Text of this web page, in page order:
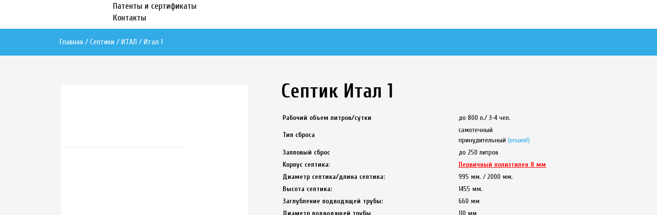
Патенты и сертификаты
Контакты
Главная / Септики / ИТАЛ / Итал 1
Септик Итал 1
Рабочий объем литров/сутки до 800 л./ 3-4 чел.
Тип сброса
самотечный
принудительный (опция!)
Залповый сброс
до 250 литров
Корпус септика:
Первичный полиэтилен 8 мм
Диаметр септика/длина септика:
995 мм. / 2000 мм.
Высота септика:
1455 мм.
Заглубление подводящей трубы:
660 мм
Диаметр подводящей трубы
110 мм